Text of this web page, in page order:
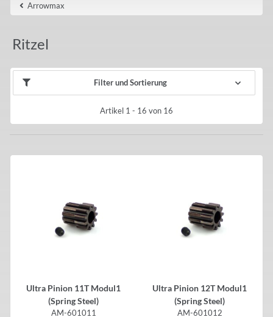
Arrowmax
Ritzel
Filter und Sortierung
Artikel 1 - 16 von 16
Ultra Pinion 11T Modul1
(Spring Steel)
AM-601011
Ultra Pinion 12T Modul1
(Spring Steel)
AM-601012